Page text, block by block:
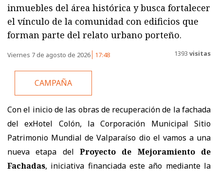
inmuebles del área histórica y busca fortalecer
el vínculo de la comunidad con edificios que
forman parte del relato urbano porteño.
Viernes 7 de agosto de 2026 17:48 1393 visitas
CAMPAÑA
Con el inicio de las obras de recuperación de la fachada
del exHotel Colón, la Corporación Municipal Sitio
Patrimonio Mundial de Valparaíso dio el vamos a una
nueva etapa del Proyecto de Mejoramiento de
Fachadas, iniciativa financiada este año mediante la